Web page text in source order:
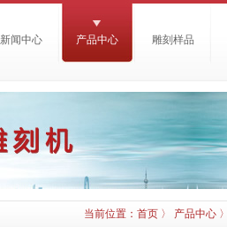
新闻中心 产品中心 雕刻样品
当前位置： 首页〉 产品中心〉